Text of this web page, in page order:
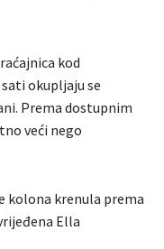
kod
okupljaju se
Prema dostupnim
veći nego
kolona krenula prema
Ella